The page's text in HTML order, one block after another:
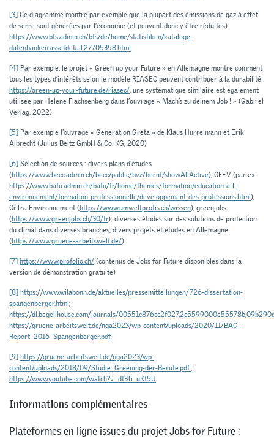
[3]Ce diagramme montre par exemple que la plupart des émissions de gaz à effet
de serre sont générées par l’économie (et peuvent donc y être réduites).
https://www.bfs.admin.ch/bfs/de/home/statistiken/kataloge-
datenbanken.assetdetail.27705358.html
[4] Par exemple, le projet « Green up your Future » en Allemagne montre comment
tous les types d’intérêts selon le modèle RIASEC peuvent contribuer à la durabilité :
https://green-up-your-future.de/riasec/, une systématique similaire est également
utilisée par Helene Flachsenberg dans l’ouvrage « Mach’s zu deinem Job ! » (Gabriel
Verlag, 2022)
[5] Par exemple l’ouvrage « Generation Greta » de Klaus Hurrelmann et Erik
Albrecht (Julius Beltz GmbH & Co. KG, 2020)
[6]Sélection de sources : divers plans d’études
(https://www.becc.admin.ch/becc/public/bvz/beruf/showAllActive), OFEV (par ex.
https://www.bafu.admin.ch/bafu/fr/home/themes/formation/education-a-l-
environnement/formation-professionnelle/developpement-des-professions.html),
OrTra Environnement (https://www.umweltprofis.ch/wissen), greenjobs
(https://www.greenjobs.ch/30/fr); diverses études sur des solutions de protection
du climat dans diverses branches, divers projets et études en Allemagne
(https://www.gruene-arbeitswelt.de/)
[7]https://www.profolio.ch/(contenus de Jobs for Future disponibles dans la
version de démonstration gratuite)
[8]https://www.wilabonn.de/aktuelles/pressemitteilungen/726-dissertation-
spangenberger.html;
https://dl.begellhouse.com/journals/
https://gruene-arbeitswelt.de/nga2023/wp-content/uploads/2020/11/BAG-
Report_2016_Spangenberger.pdf
[9]https://gruene-arbeitswelt.de/nga2023/wp-
content/uploads/2018/09/Studie_Greening-der-Berufe.pdf;
https://www.youtube.com/watch?v=dt3Ii_uKf5U
Informations complémentaires
Plateformes en ligne issues du projet Jobs for Future :